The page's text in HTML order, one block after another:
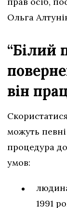
Ольга
“Білий
він
можуть певні
процедура
умов:
1991